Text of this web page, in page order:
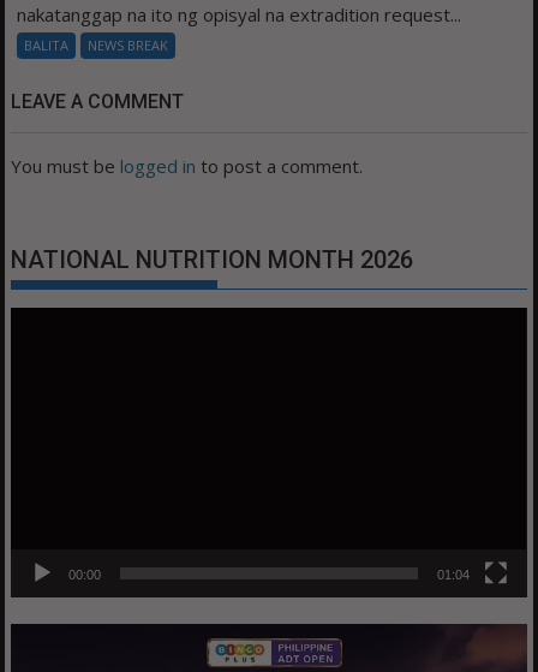
nakatanggap na ito ng opisyal na extradition request...
BALITA NEWS BREAK
LEAVE A COMMENT
You must be logged in to post a comment.
NATIONAL NUTRITION MONTH 2026
00:00 01:04